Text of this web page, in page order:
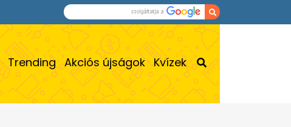
Trending Akciós újságok Kvízek